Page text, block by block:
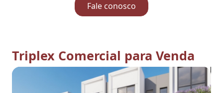
Fale conosco
Triplex Comercial para Venda